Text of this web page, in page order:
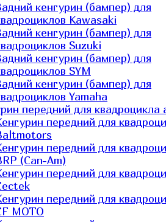
кенгурин (бампер) для
Kawasaki
кенгурин (бампер) для
Suzuki
кенгурин (бампер) для
SYM
кенгурин (бампер) для
Yamaha
передний для квадроцикла
передний для
передний для
(Can-Am)
передний для
передний для
MOTO